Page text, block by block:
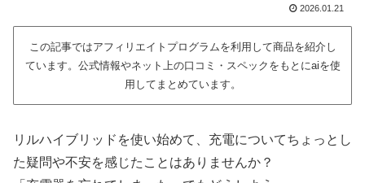
2026.01.21
この記事ではアフィリエイトプログラムを利用して商品を紹介し
ています。公式情報やネット上の口コミ・スペックをもとにaiを使
用してまとめています。
リルハイブリッドを使い始めて、充電についてちょっとし
た疑問や不安を感じたことはありませんか？